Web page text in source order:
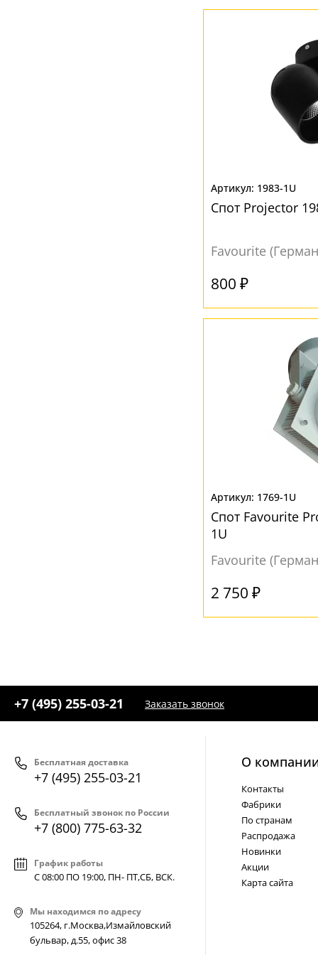
1983-1U
Спот Projector
Favourite
800 ₽
1769-1U
Спот Favourite
1U
Favourite
2 750 ₽
+7 (495) 255-03-21 Заказать звонок
Бесплатная доставка
+7 (495) 255-03-21
Бесплатный звонок по России
+7 (800) 775-63-32
График работы
С 08:00 ПО 19:00, ПН- ПТ,СБ, ВСК.
Мы находимся по адресу
105264, г.Москва,Измайловский
бульвар, д.55, офис 38
О
Контакты
Фабрики
По странам
Распродажа
Новинки
Акции
Карта сайта